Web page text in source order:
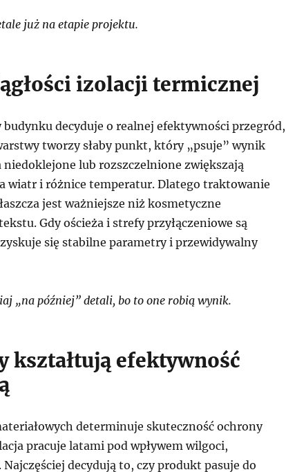
już na etapie projektu.
izolacji termicznej
budynku decyduje o realnej efektywności przegród,
tworzy słaby punkt, który „psuje” wynik
niedoklejone lub rozszczelnione zwiększają
wiatr i różnice temperatur. Dlatego traktowanie
jest ważniejsze niż kosmetyczne
Gdy ościeża i strefy przyłączeniowe są
się stabilne parametry i przewidywalny
„na później” detali, bo to one robią wynik.
kształtują efektywność
determinuje skuteczność ochrony
pracuje latami pod wpływem wilgoci,
decydują to, czy produkt pasuje do